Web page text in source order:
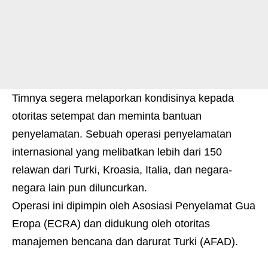
Timnya segera melaporkan kondisinya kepada
otoritas setempat dan meminta bantuan
penyelamatan. Sebuah operasi penyelamatan
internasional yang melibatkan lebih dari 150
relawan dari Turki, Kroasia, Italia, dan negara-
negara lain pun diluncurkan.
Operasi ini dipimpin oleh Asosiasi Penyelamat Gua
Eropa (ECRA) dan didukung oleh otoritas
manajemen bencana dan darurat Turki (AFAD).